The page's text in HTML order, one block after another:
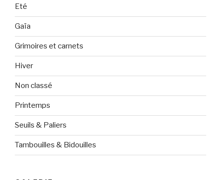
Eté
Gaïa
Grimoires et carnets
Hiver
Non classé
Printemps
Seuils & Paliers
Tambouilles & Bidouilles